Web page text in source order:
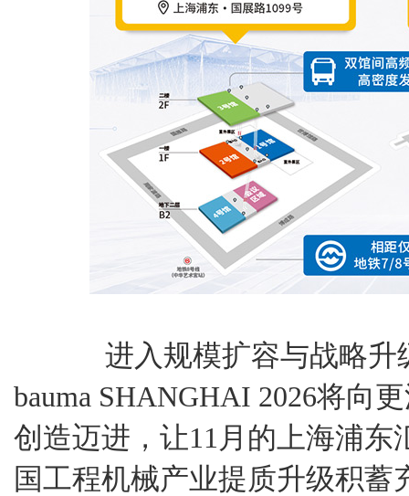
进入规模扩容与战略升
bauma SHANGHAI 2026将向
创造迈进，让11月的上海浦东
国工程机械产业提质升级积蓄